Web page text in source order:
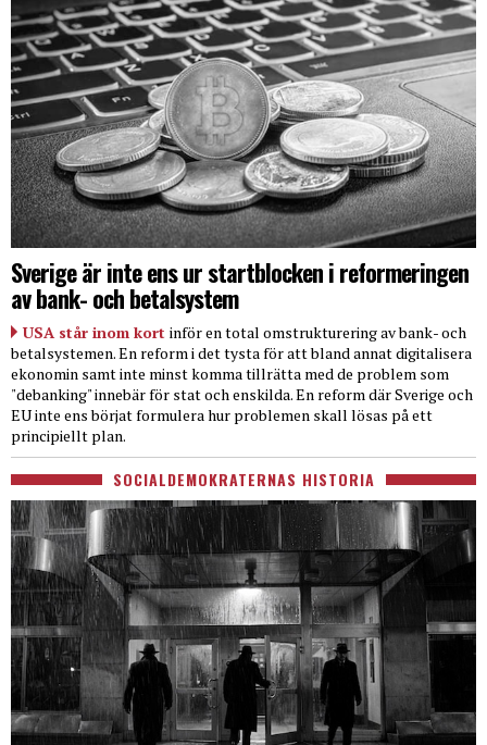
Sverige är inte ens ur startblocken i reformeringen
av bank- och betalsystem
USA står inom kort inför en total omstrukturering av bank- och
betalsystemen. En reform i det tysta för att bland annat digitalisera
ekonomin samt inte minst komma tillrätta med de problem som
"debanking" innebär för stat och enskilda. En reform där Sverige och
EU inte ens börjat formulera hur problemen skall lösas på ett
principiellt plan.
SOCIALDEMOKRATERNAS HISTORIA